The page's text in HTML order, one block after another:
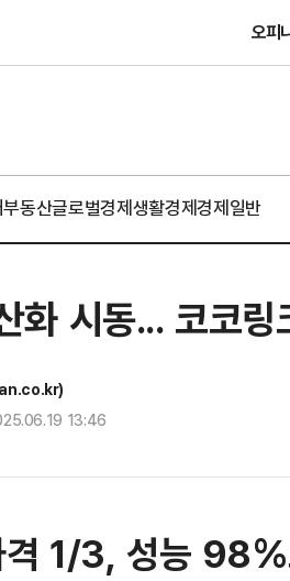
오피
부동산글로벌경제생활경제경제일반
화 시동... 코코
13:46
격 1/3, 성능